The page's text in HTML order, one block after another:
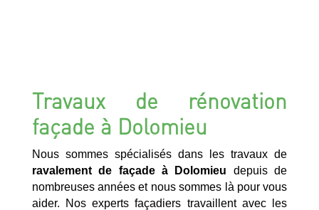
Travaux de rénovation
façade à Dolomieu
Nous sommes spécialisés dans les travaux de
ravalement de façade à Dolomieu depuis de
nombreuses années et nous sommes là pour vous
aider. Nos experts façadiers travaillent avec les